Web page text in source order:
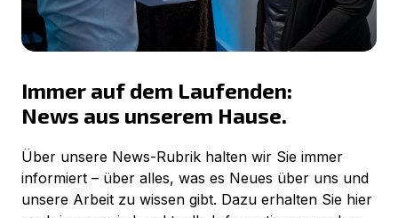
Immer auf dem Laufenden:
News aus unserem Hause.
Über unsere News-Rubrik halten wir Sie immer
informiert – über alles, was es Neues über uns und
unsere Arbeit zu wissen gibt. Dazu erhalten Sie hier